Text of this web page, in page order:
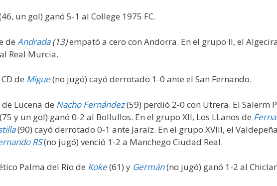
un gol) ganó 5-1 al College 1975 FC.
de Andrada(13)empató a cero con Andorra. En el grupo II, el
Real Murcia.
de Migue(no jugó) cayó derrotado 1-0 ante el San Fernando.
Lucena de Nacho Fernández(59) perdió 2-0 con Utrera. El Salerm
y un gol) ganó 0-2 al Bollullos. En el grupo XII, Los LLanos de
(90) cayó derrotado 0-1 ante Jaraíz. En el grupo XVIII, el
RS(no jugó) venció 1-2 a Manchego Ciudad Real.
Palma del Río de Koke(61) y Germán(no jugó) ganó 1-2 al